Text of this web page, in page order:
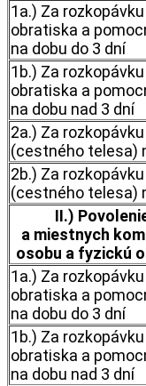
1a.) Za
obratiska a
na dobu do 3 dní
1b.) Za
obratiska a
na dobu nad 3 dní
2a.) Za
(cestného telesa)
2b.) Za
(cestného telesa)
II.)
a miestnych
osobu a fyzickú
1a.) Za
obratiska a
na dobu do 3 dní
1b.) Za
obratiska a
na dobu nad 3 dní